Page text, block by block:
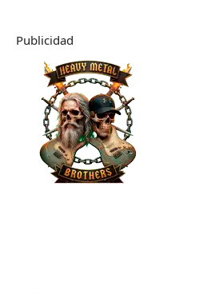
Publicidad